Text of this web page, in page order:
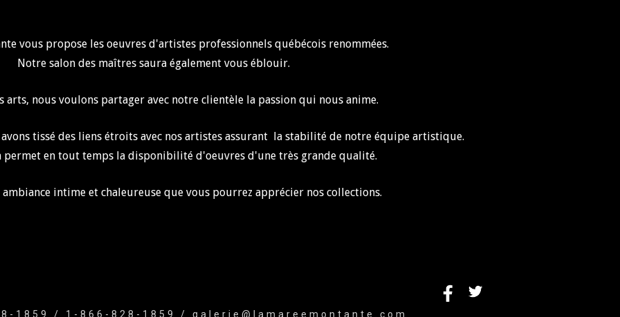
vous propose les oeuvres d'artistes professionnels québécois renommées.
Notre salon des maîtres saura également vous éblouir.
arts, nous voulons partager avec notre clientèle la passion qui nous anime.
tissé des liens étroits avec nos artistes assurant la stabilité de notre équipe artistique.
permet en tout temps la disponibilité d'oeuvres d'une très grande qualité.
ambiance intime et chaleureuse que vous pourrez apprécier nos collections.
1859 / 1-866-828-1859 / galerie@lamareemontante.com